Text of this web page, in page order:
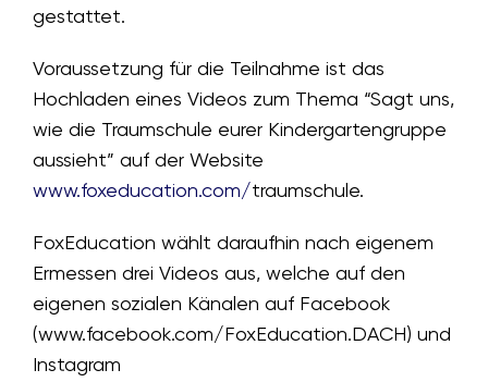
gestattet.
Voraussetzung für die Teilnahme ist das
Hochladen eines Videos zum Thema “Sagt uns,
wie die Traumschule eurer Kindergartengruppe
aussieht” auf der Website
www.foxeducation.com/traumschule.
FoxEducation wählt daraufhin nach eigenem
Ermessen drei Videos aus, welche auf den
eigenen sozialen Känalen auf Facebook
(www.facebook.com/FoxEducation.DACH) und
Instagram